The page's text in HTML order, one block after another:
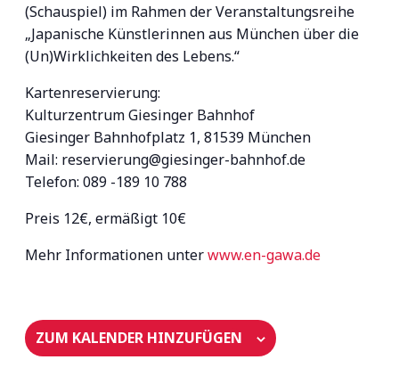
(Schauspiel) im Rahmen der Veranstaltungsreihe
„Japanische Künstlerinnen aus München über die
(Un)Wirklichkeiten des Lebens.“
Kartenreservierung:
Kulturzentrum Giesinger Bahnhof
Giesinger Bahnhofplatz 1, 81539 München
Mail: reservierung@giesinger-bahnhof.de
Telefon: 089 -189 10 788
Preis 12€, ermäßigt 10€
Mehr Informationen unterwww.en-gawa.de
ZUM KALENDER HINZUFÜGEN